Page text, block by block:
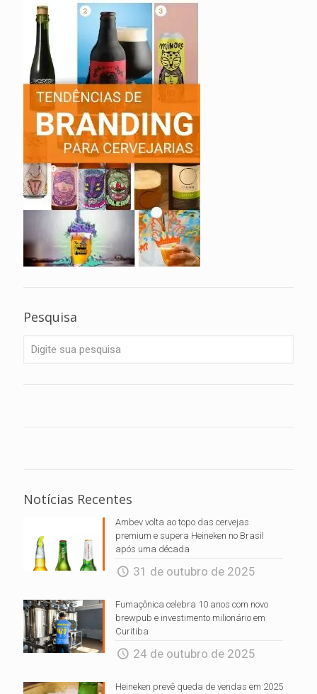
Pesquisa
Notícias Recentes
Ambev volta ao topo das cervejas
premium e supera Heineken no Brasil
após uma década
31 de outubro de 2025
Fumaçônica celebra 10 anos com novo
brewpub e investimento milionário em
Curitiba
24 de outubro de 2025
Heineken prevê queda de vendas em 2025